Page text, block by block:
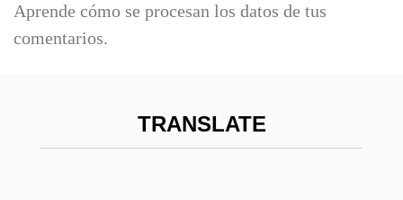
Aprende cómo se procesan los datos de tus
comentarios.
TRANSLATE